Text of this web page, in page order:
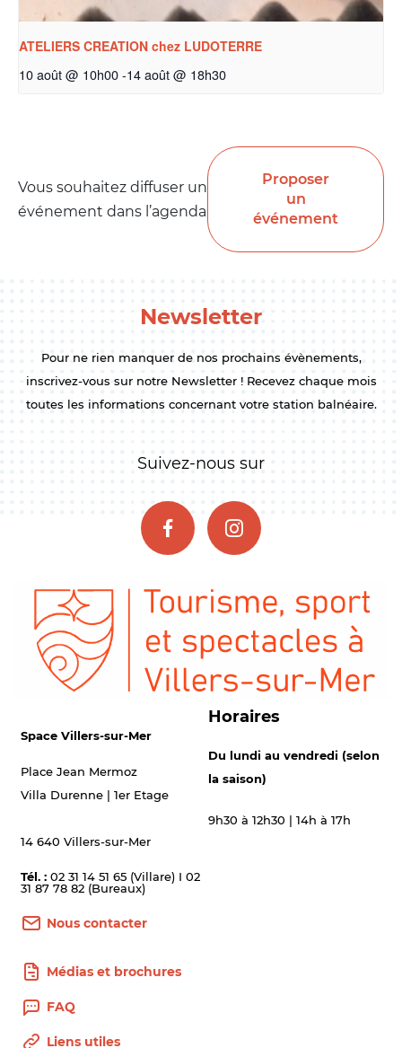
ATELIERS CREATION chez LUDOTERRE
10 août @ 10h00-14 août @ 18h30
Vous souhaitez diffuser un
événement dans l’agenda
Proposer
un
événement
Newsletter
Pour ne rien manquer de nos prochains évènements,
inscrivez-vous sur notre Newsletter ! Recevez chaque mois
toutes les informations concernant votre station balnéaire.
Suivez-nous sur
Space Villers-sur-Mer
Place Jean Mermoz
Villa Durenne | 1er Etage
14 640 Villers-sur-Mer
Tél. : 02 31 14 51 65 (Villare) I 02
31 87 78 82 (Bureaux)
Nous contacter
Horaires
Du lundi au vendredi (selon
la saison)
9h30 à 12h30 | 14h à 17h
Médias et brochures
FAQ
Liens utiles